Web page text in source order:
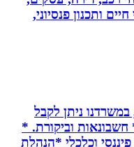
פנסיוני,
ניתן לקבל
וביקורת. *
וכלכלי *הנהלת